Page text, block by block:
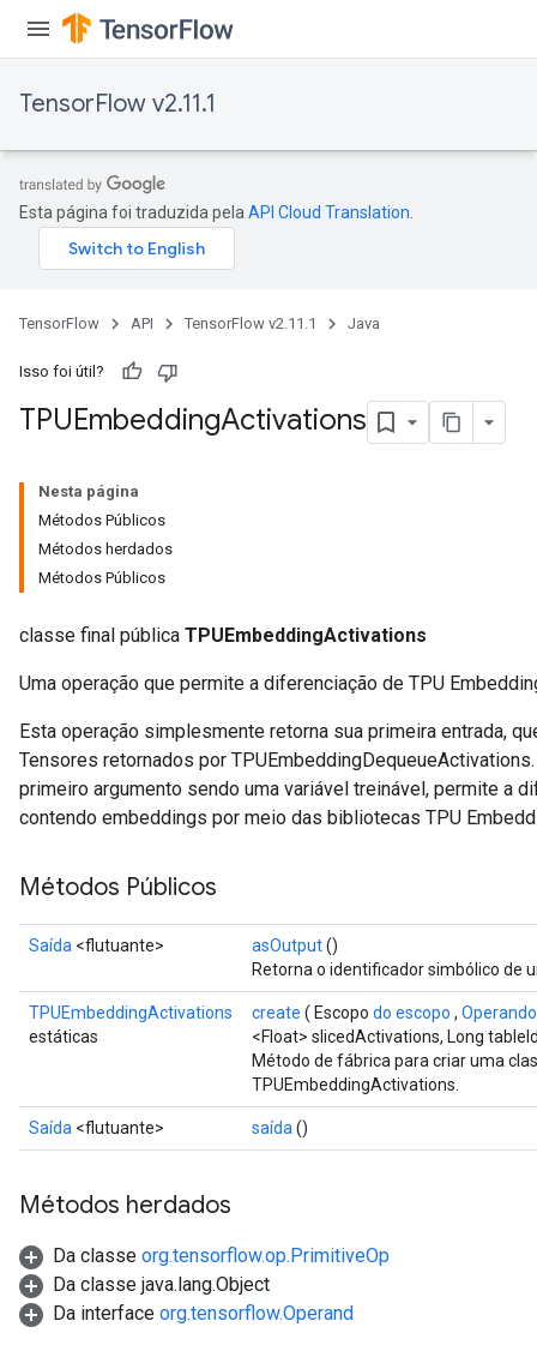
TensorFlow v2.11.1
Esta página foi traduzida pela API Cloud Translation
TensorFlow API TensorFlow v2.11.1 Java
Isso foi útil?
TPUEmbeddingActivations
Nesta página
Métodos Públicos
Métodos herdados
Métodos Públicos
classe final pública TPUEmbeddingActivations
Uma operação que permite a diferenciação de TPU
Esta operação simplesmente retorna sua primeira entrada,
Tensores retornados por
primeiro argumento sendo uma variável treinável, permite a
contendo embeddings por meio das bibliotecas TPU
Métodos Públicos
Saída <flutuante> asOutput()
Retorna o identificador simbólico de
TPUEmbeddingActivations
estáticas
create ( Escopo do escopo , Operando
<Float> slicedActivations, Long
Método de fábrica para criar uma
TPUEmbeddingActivations.
Saída <flutuante> saída ()
Métodos herdados
Da classe org.tensorflow.op.PrimitiveOp
Da classe java.lang.Object
Da interface org.tensorflow.Operand